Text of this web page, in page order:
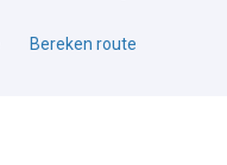
Bereken route